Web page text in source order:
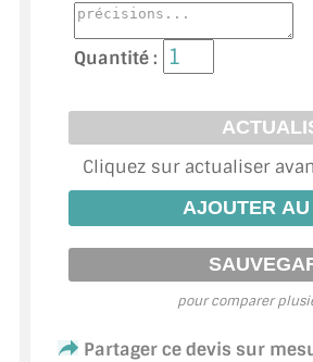
VERRE LAQUÉ/CRÉDENCE
VERRE FEUILLETÉ/TREMPÉ
DALLE DE SOL EN VERRE
PORTE EN VERRE
GARDE CORPS EN VERRE
VERRIÈRE TYPE ATELIER
VERRES TEXTURÉS
PLEXIGLAS PMMA
Quantité :
Cliquez sur actualiser
pour comparer
Partager ce devis sur